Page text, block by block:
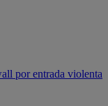
por entrada violenta